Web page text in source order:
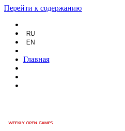
Перейти к содержанию
RU
EN
Главная